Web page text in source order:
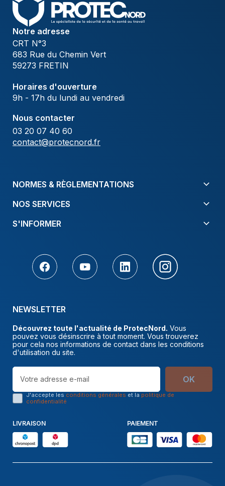
Notre adresse
CRT N°3
683 Rue du Chemin Vert
59273 FRETIN
Horaires d'ouverture
9h - 17h du lundi au vendredi
Nous contacter
03 20 07 40 60
contact@protecnord.fr
NORMES & RÈGLEMENTATIONS
NOS SERVICES
S'INFORMER
NEWSLETTER
Découvrez toute l'actualité de ProtecNord. Vous
pouvez vous désinscrire à tout moment. Vous trouverez
pour cela nos informations de contact dans les conditions
d'utilisation du site.
OK
J'accepte les conditions générales et la politique de
confidentialité
LIVRAISON PAIEMENT